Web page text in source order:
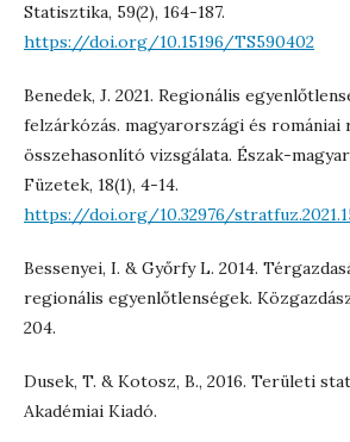
Statisztika, 59(2), 164-187.
https://doi.org/10.15196/TS590402
Benedek, J. 2021. Regionális
felzárkózás. magyarországi és romániai
összehasonlító vizsgálata. Észak-
Füzetek, 18(1), 4-14.
https://doi.org/10.32976/
Bessenyei, I. & Győrfy L. 2014.
regionális egyenlőtlenségek.
204.
Dusek, T. & Kotosz, B., 2016. Területi
Akadémiai Kiadó.